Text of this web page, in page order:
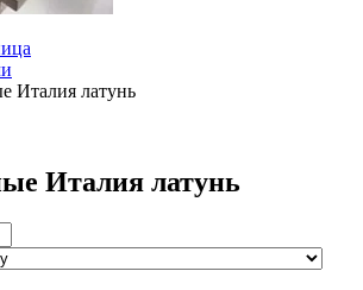
Италия латунь
Италия латунь